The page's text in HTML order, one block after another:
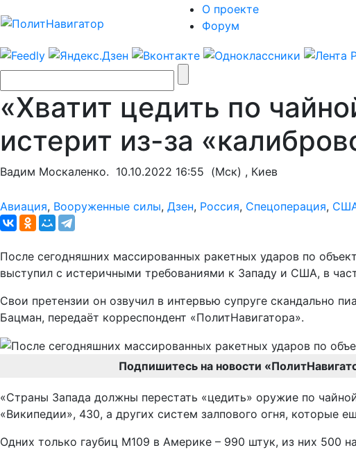
О проекте
Форум
«Хватит цедить по
истерит из-за
Вадим Москаленко. 10.10.2022 16:55 (Мск) , Киев
Авиация, Вооруженные силы, Дзен, Россия, Спецоперация,
После сегодняшних массированных ракетных ударов по
выступил с истеричными требованиями к Западу и США, в
Свои претензии он озвучил в интервью супруге скандально
Бацман, передаёт корреспондент «ПолитНавигатора».
Подпишитесь на новости
«Страны Запада должны перестать «цедить» оружие по
«Википедии», 430, а других систем залпового огня, которые
Одних только гаубиц M109 в Америке – 990 штук, из них 500